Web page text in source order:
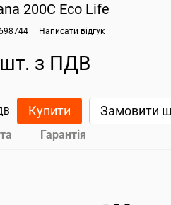
200C Eco Life
Написати відгук
з ПДВ
Купити Замовити
Гарантія